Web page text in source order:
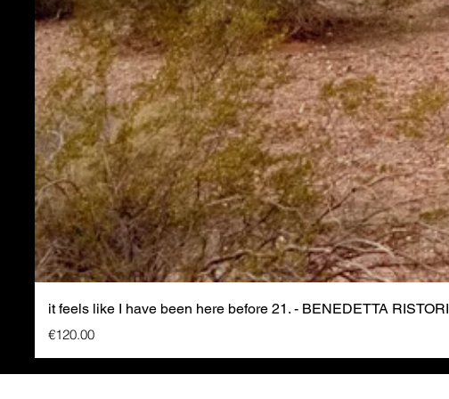
it feels like I have been here before 21. - BENEDETTA RISTORI
Price
€120.00